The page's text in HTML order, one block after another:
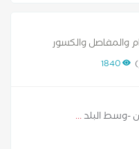
ومستشفيات المؤسسه
المتخصصه بالقاهرة والجيزة.
والمفاصل والكسور
1840
-وسط البلد...